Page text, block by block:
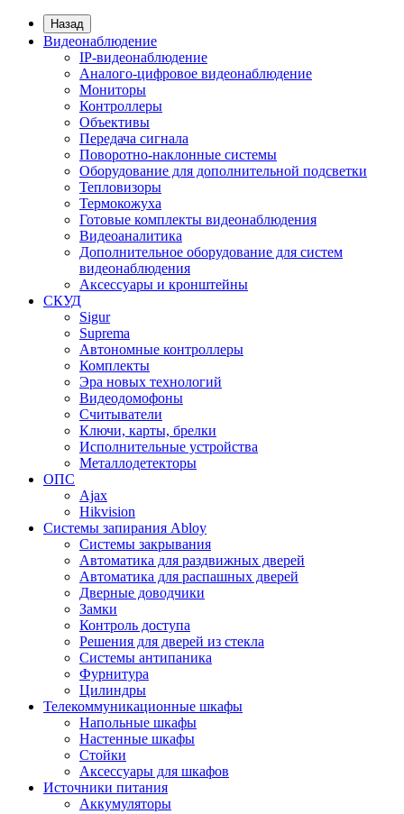
Назад
Видеонаблюдение
IP-видеонаблюдение
Аналого-цифровое видеонаблюдение
Мониторы
Контроллеры
Объективы
Передача сигнала
Поворотно-наклонные системы
Оборудование для дополнительной подсветки
Тепловизоры
Термокожуха
Готовые комплекты видеонаблюдения
Видеоаналитика
Дополнительное оборудование для систем
видеонаблюдения
Аксессуары и кронштейны
СКУД
Sigur
Suprema
Автономные контроллеры
Комплекты
Эра новых технологий
Видеодомофоны
Считыватели
Ключи, карты, брелки
Исполнительные устройства
Металлодетекторы
ОПС
Ajax
Hikvision
Системы запирания Abloy
Cистемы закрывания
Автоматика для раздвижных дверей
Автоматика для распашных дверей
Дверные доводчики
Замки
Контроль доступа
Решения для дверей из стекла
Системы антипаника
Фурнитура
Цилиндры
Телекоммуникационные шкафы
Напольные шкафы
Настенные шкафы
Стойки
Аксессуары для шкафов
Источники питания
Аккумуляторы